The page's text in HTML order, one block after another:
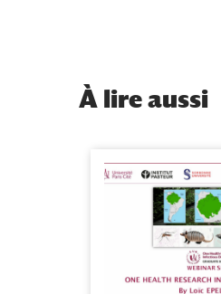
À lire aussi